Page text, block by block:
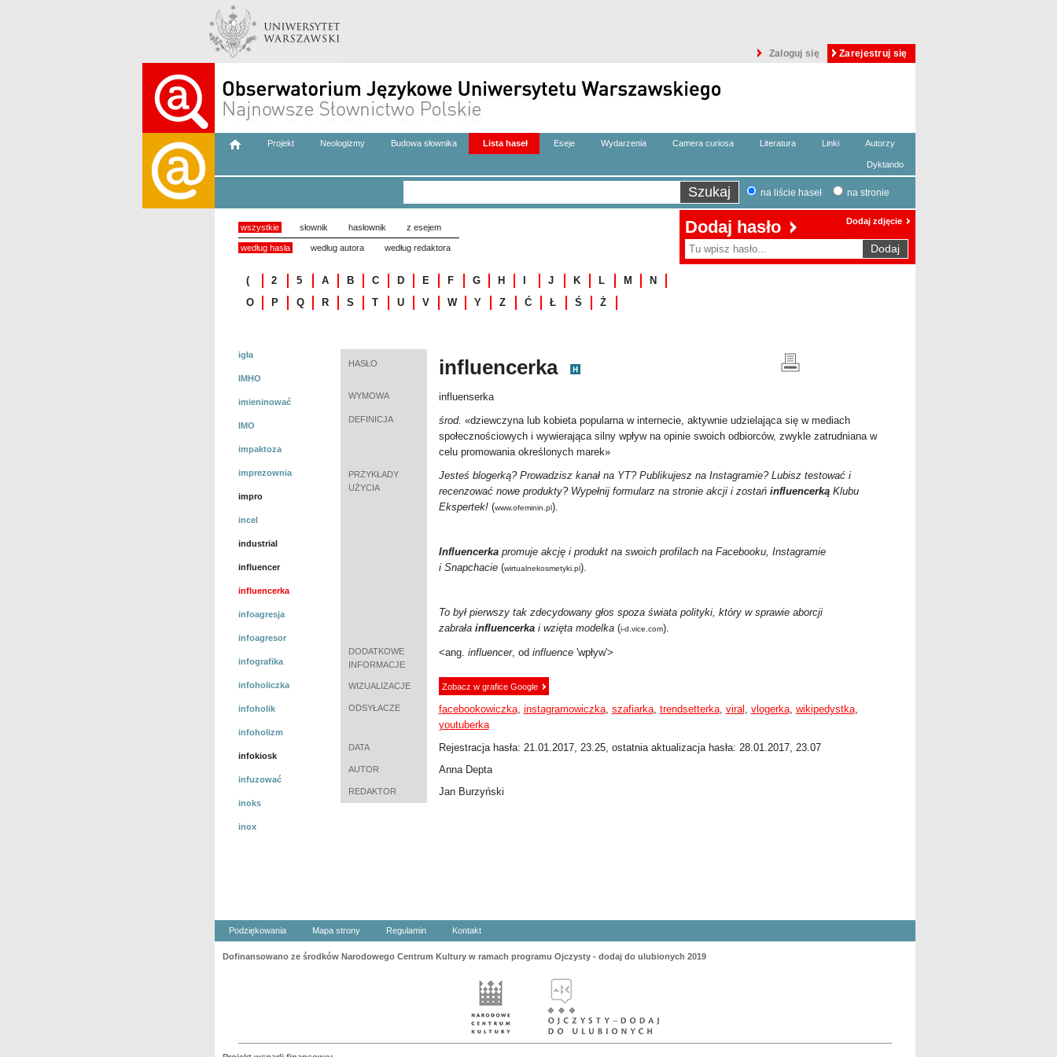
Zaloguj się Zarejestruj się
Projekt Neologizmy Budowa słownika Lista haseł Eseje Wydarzenia Camera curiosa Literatura Linki Autorzy
Dyktando
na liście haseł na stronie
wszystkie słownik hasłownik z esejem
według hasła według autora według redaktora
( 2 5 A B C D E F G H J K L M
N
O
P Q R S T U V W Y Z Ć Ł Ś Ż
Dodaj hasło Dodaj zdjęcie
igła
IMHO
imieninować
IMO
impaktoza
imprezownia
impro
incel
industrial
influencer
influencerka
infoagresja
infoagresor
infografika
infoholiczka
infoholik
infoholizm
infokiosk
infuzować
inoks
inox
HASŁO influencerka
WYMOWA influenserka
DEFINICJA środ. «dziewczyna lub kobieta popularna w internecie, aktywnie udzielająca się w mediach
społecznościowych i wywierająca silny wpływ na opinie swoich odbiorców, zwykle zatrudnianaw
celu promowania określonych marek»
PRZYKŁADY
UŻYCIA
Jesteś blogerką? Prowadzisz kanał na YT? Publikujesz na Instagramie? Lubisz testować i
recenzować nowe produkty? Wypełnij formularz na stronie akcji i zostańinfluencerkąKlubu
Ekspertek!(www.ofeminin.pl).
Influencerkapromuje akcję i produkt na swoich profilach na Facebooku, Instagramie
i Snapchacie(wirtualnekosmetyki.pl).
To był pierwszy tak zdecydowany głos spoza świata polityki, który w sprawie aborcji
zabrała influencerkai wzięta modelka(i-d.vice.com).
DODATKOWE
INFORMACJE
<ang. influencer, od influence'wpływ'>
WIZUALIZACJE Zobacz w grafice Google
ODSYŁACZE facebookowiczka, instagramowiczka, szafiarka, trendsetterka, viral , vlogerka, wikipedystka,
youtuberka
DATA Rejestracja hasła: 21.01.2017, 23.25, ostatnia aktualizacja hasła: 28.01.2017, 23.07
AUTOR Anna Depta
REDAKTOR Jan Burzyński
Podziękowania Mapa strony Regulamin Kontakt
Dofinansowano ze środków Narodowego Centrum Kultury w ramach programu Ojczysty - dodaj do ulubionych 2019